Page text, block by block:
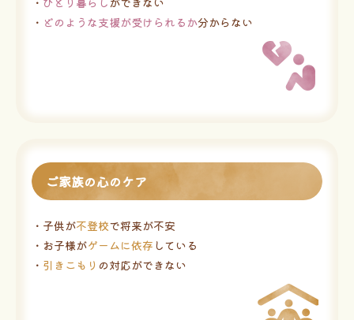
・ どのような支援が受けられるか分からない
ご家族の心のケア
・子供が不登校で将来が不安
・お子様がゲームに依存 している
・ 引きこもり の対応ができない